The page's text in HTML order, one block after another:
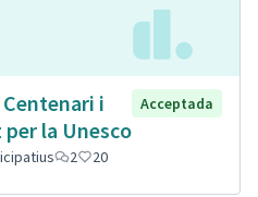
i
la Unesco
Acceptada
2 20